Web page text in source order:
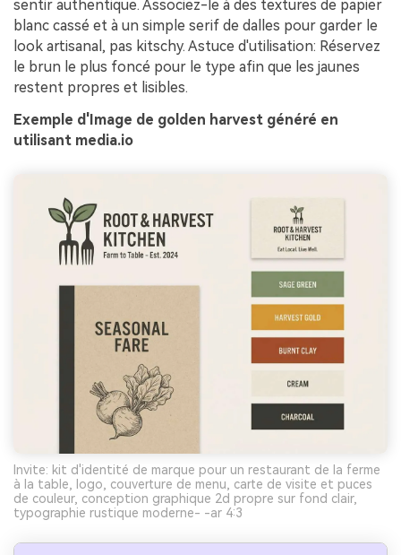
sentir authentique. Associez-le à des textures de papier
blanc cassé et à un simple serif de dalles pour garder le
look artisanal, pas kitschy. Astuce d'utilisation: Réservez
le brun le plus foncé pour le type afin que les jaunes
restent propres et lisibles.
Exemple d'Image de golden harvest généré en
utilisant media.io
Invite: kit d'identité de marque pour un restaurant de la ferme
à la table, logo, couverture de menu, carte de visite et puces
de couleur, conception graphique 2d propre sur fond clair,
typographie rustique moderne- -ar 4:3